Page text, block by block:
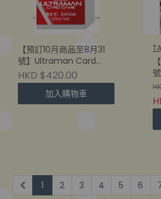
【預訂10月商品至8月31
號】Ultraman Card
Game [BP09US] きた
ぞ！われらの ウルトラセ
ット Ultra Set 日版 (1盒
6set)
HKD $420.00
加入購物車
1 2 3 4 5 6